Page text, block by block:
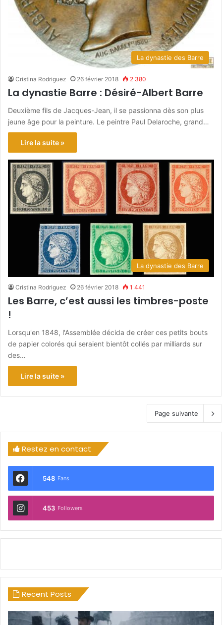
La dynastie des Barre
Cristina Rodriguez 26 février 2018 2 380
La dynastie Barre : Désiré-Albert Barre
Deuxième fils de Jacques-Jean, il se passionna dès son plus
jeune âge pour la peinture. Le peintre Paul Delaroche, grand…
Lire la suite »
La dynastie des Barre
Cristina Rodriguez 26 février 2018 1 441
Les Barre, c’est aussi les timbres-poste
!
Lorsqu'en 1848, l'Assemblée décida de créer ces petits bouts
de papier colorés qui seraient bientôt collés par milliards sur
des…
Lire la suite »
Page suivante
Restez en contact
548 Fans
453 Followers
Recent Posts